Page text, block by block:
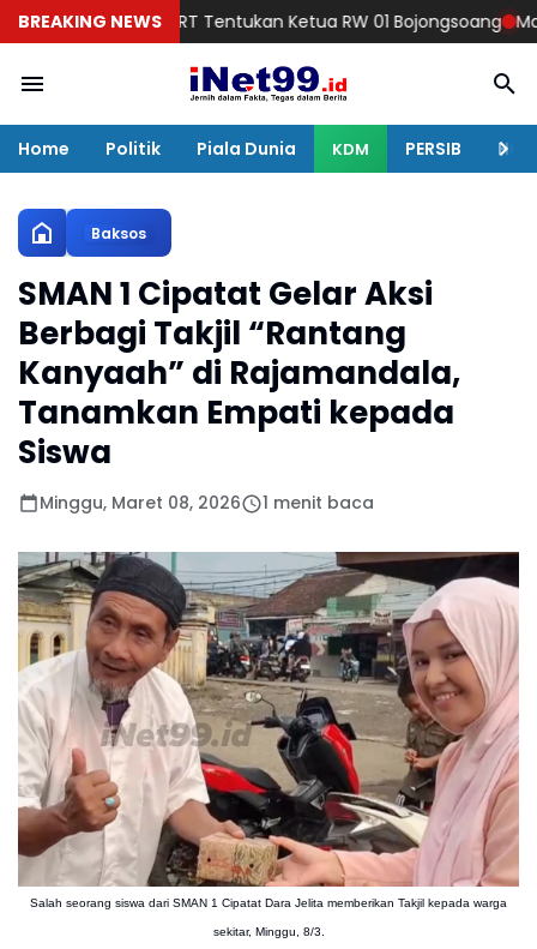
BREAKING NEWS
RT Tentukan Ketua RW 01 Bojongsoang Malam Minggu,
Home Politik Piala Dunia KDM PERSIB
Baksos
SMAN 1 Cipatat Gelar Aksi
Berbagi Takjil “Rantang
Kanyaah” di Rajamandala,
Tanamkan Empati kepada
Siswa
Minggu, Maret 08, 2026 1 menit baca
Salah seorang siswa dari SMAN 1 Cipatat Dara Jelita memberikan Takjil kepada warga
sekitar, Minggu, 8/3.